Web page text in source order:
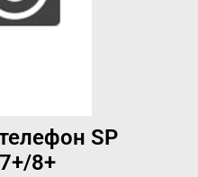
SP
8+